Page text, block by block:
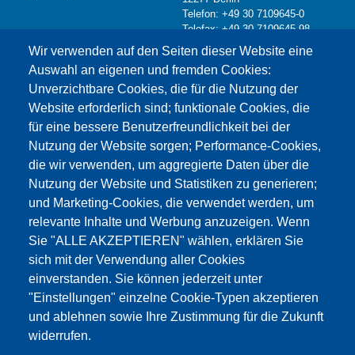
Wir verwenden auf den Seiten dieser Website eine
Auswahl an eigenen und fremden Cookies:
Unverzichtbare Cookies, die für die Nutzung der
Website erforderlich sind; funktionale Cookies, die
für eine bessere Benutzerfreundlichkeit bei der
Nutzung der Website sorgen; Performance-Cookies,
die wir verwenden, um aggregierte Daten über die
Nutzung der Website und Statistiken zu generieren;
und Marketing-Cookies, die verwendet werden, um
relevante Inhalte und Werbung anzuzeigen. Wenn
Sie "ALLE AKZEPTIEREN" wählen, erklären Sie
sich mit der Verwendung aller Cookies
einverstanden. Sie können jederzeit unter
"Einstellungen" einzelne Cookie-Typen akzeptieren
und ablehnen sowie Ihre Zustimmung für die Zukunft
widerrufen.
Telefon: +49 30 7109645-0
Telefax: +49 30 7109645-98
info@testing.de
Dieser Inhalt ist blockiert, da die Google Maps
Cookies nicht akzeptiert wurden.
NUR DIE GOOGLE MAPS COOKIES
AKZEPTIEREN.
Alle Cookies akzeptieren